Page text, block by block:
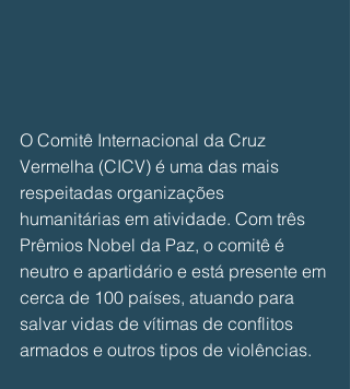
O Comitê Internacional da Cruz
Vermelha (CICV) é uma das mais
respeitadas organizações
humanitárias em atividade. Com três
Prêmios Nobel da Paz, o comitê é
neutro e apartidário e está presente em
cerca de 100 países, atuando para
salvar vidas de vítimas de conflitos
armados e outros tipos de violências.